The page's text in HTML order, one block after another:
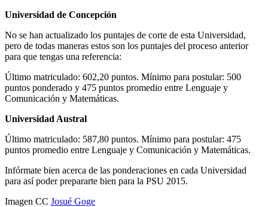
Universidad de Concepción
No se han actualizado los puntajes de corte de esta Universidad,
pero de todas maneras estos son los puntajes del proceso anterior
para que tengas una referencia:
Último matriculado: 602,20 puntos. Mínimo para postular: 500
puntos ponderado y 475 puntos promedio entre Lenguaje y
Comunicación y Matemáticas.
Universidad Austral
Último matriculado: 587,80 puntos. Mínimo para postular: 475
puntos promedio entre Lenguaje y Comunicación y Matemáticas.
Infórmate bien acerca de las ponderaciones en cada Universidad
para así poder prepararte bien para la PSU 2015.
Imagen CC Josué Goge